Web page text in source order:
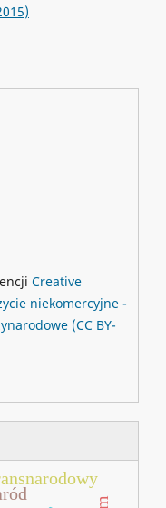
Creative
niekomercyjne -
(CC BY-